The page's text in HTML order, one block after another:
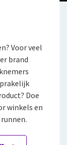
Voor veel
brand
Doe
winkels en